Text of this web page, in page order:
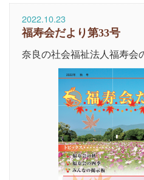
2022.10.23
福寿会だより第33号
奈良の社会福祉法人福寿会